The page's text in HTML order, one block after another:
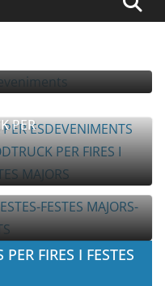
PER
NACIONAL CATALÀ
FIRES I FESTES